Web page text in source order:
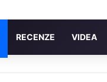
RECENZE VIDEA